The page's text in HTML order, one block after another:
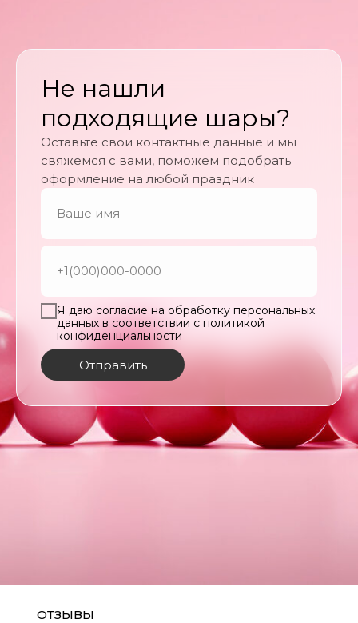
Не нашли
подходящие шары?
Оставьте свои контактные данные и мы
свяжемся с вами, поможем подобрать
оформление на любой праздник
Я даю согласие на обработку персональных
данных в соответствии с политикой
конфиденциальности
Отправить
ОТЗЫВЫ